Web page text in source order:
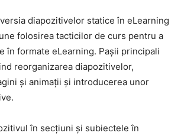
diapozitivelor statice în eLearning
folosirea tacticilor de curs pentru a
în formate eLearning. Pașii principali
reorganizarea diapozitivelor,
și animații și introducerea unor
în secțiuni și subiectele în